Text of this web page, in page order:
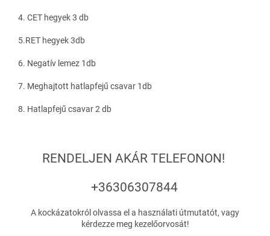
4. CET hegyek 3 db
5.RET hegyek 3db
6. Negatív lemez 1db
7. Meghajtott hatlapfejű csavar 1db
8. Hatlapfejű csavar 2 db
RENDELJEN AKÁR TELEFONON!
+36306307844
A kockázatokról olvassa el a használati útmutatót, vagy
kérdezze meg kezelőorvosát!